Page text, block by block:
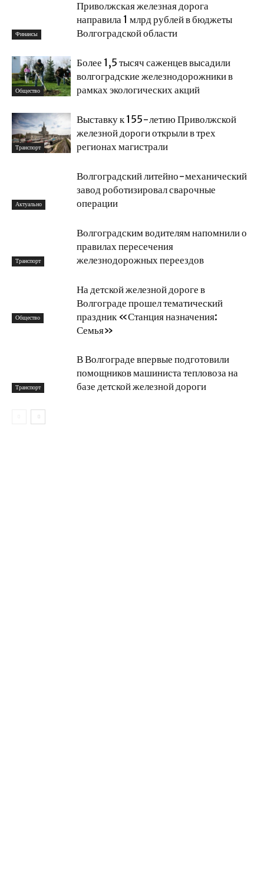
Финансы
Приволжская железная дорога
направила 1 млрд рублей в бюджеты
Волгоградской области
Общество
Более 1,5 тысяч саженцев высадили
волгоградские железнодорожники в
рамках экологических акций
Транспорт
Выставку к 155-летию Приволжской
железной дороги открыли в трех
регионах магистрали
Актуально
Волгоградский литейно-механический
завод роботизировал сварочные
операции
Транспорт
Волгоградским водителям напомнили о
правилах пересечения
железнодорожных переездов
Общество
На детской железной дороге в
Волгограде прошел тематический
праздник «Станция назначения:
Семья»
Транспорт
В Волгограде впервые подготовили
помощников машиниста тепловоза на
базе детской железной дороги